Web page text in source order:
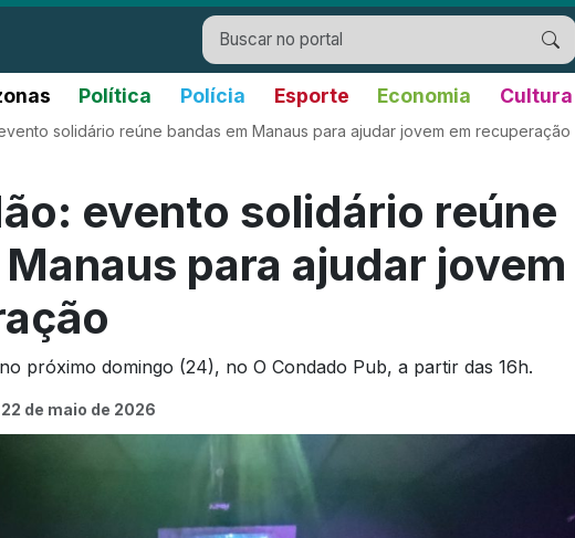
Política Polícia Esporte Economia Cultura
solidário reúne bandas em Manaus para ajudar jovem em recuperação
evento solidário reúne
para ajudar jovem
próximo domingo (24), no O Condado Pub, a partir das 16h.
22 de maio de 2026